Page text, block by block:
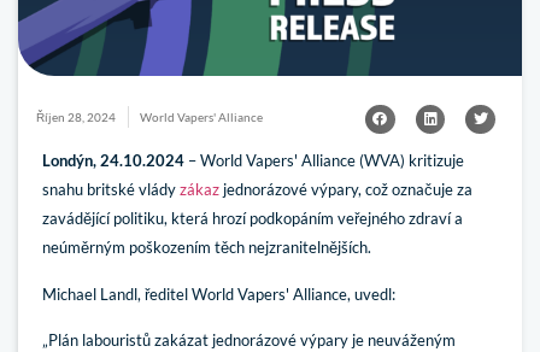
Říjen 28, 2024 World Vapers' Alliance
Londýn, 24.10.2024 – World Vapers' Alliance (WVA) kritizuje
snahu britské vládyzákaz jednorázové výpary, což označuje za
zavádějící politiku, která hrozí podkopáním veřejného zdraví a
neúměrným poškozením těch nejzranitelnějších.
Michael Landl, ředitel World Vapers' Alliance, uvedl:
„Plán labouristů zakázat jednorázové výpary je neuváženým